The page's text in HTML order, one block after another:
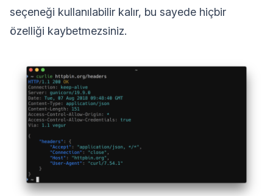
seçeneği kullanılabilir kalır, bu sayede hiçbir
özelliği kaybetmezsiniz.